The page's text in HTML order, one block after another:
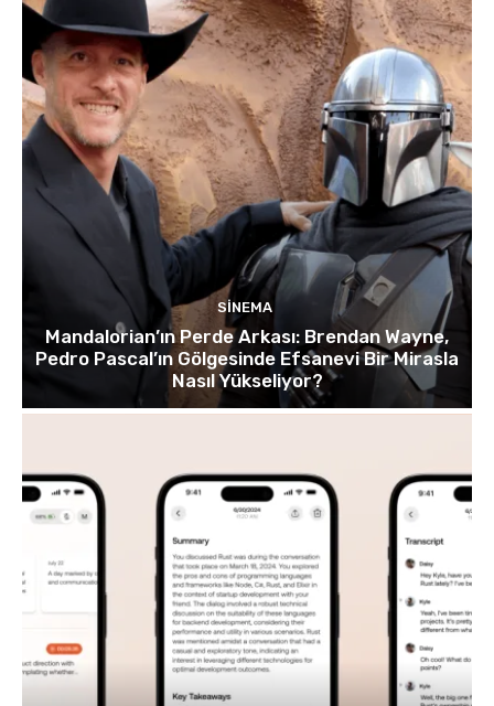
SINEMA
Mandalorian’ın Perde Arkası: Brendan Wayne,
Pedro Pascal’ın Gölgesinde Efsanevi Bir Mirasla
Nasıl Yükseliyor?